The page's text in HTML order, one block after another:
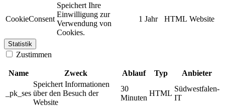
CookieConsent
Speichert Ihre
Einwilligung zur
Verwendung von
Cookies.
1 Jahr HTML Website
Statistik
Zustimmen
Name Zweck Ablauf Typ Anbieter
_pk_ses
Speichert Informationen
über den Besuch der
Website
30
Minuten
HTML
Südwestfalen-
IT